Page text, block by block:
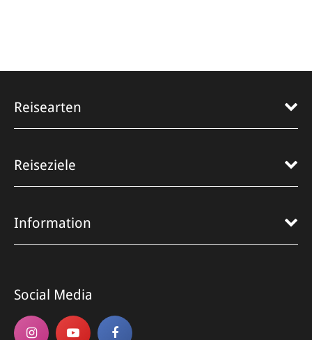
Reisearten
Reiseziele
Information
Social Media